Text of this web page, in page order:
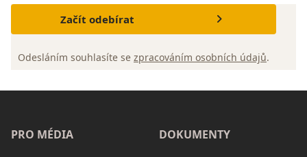
Začít odebírat
Odesláním souhlasíte se zpracováním osobních údajů.
PRO MÉDIA DOKUMENTY